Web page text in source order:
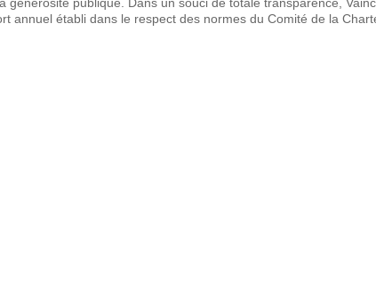
générosité publique. Dans un souci de totale transparence,
annuel établi dans le respect des normes du Comité de la